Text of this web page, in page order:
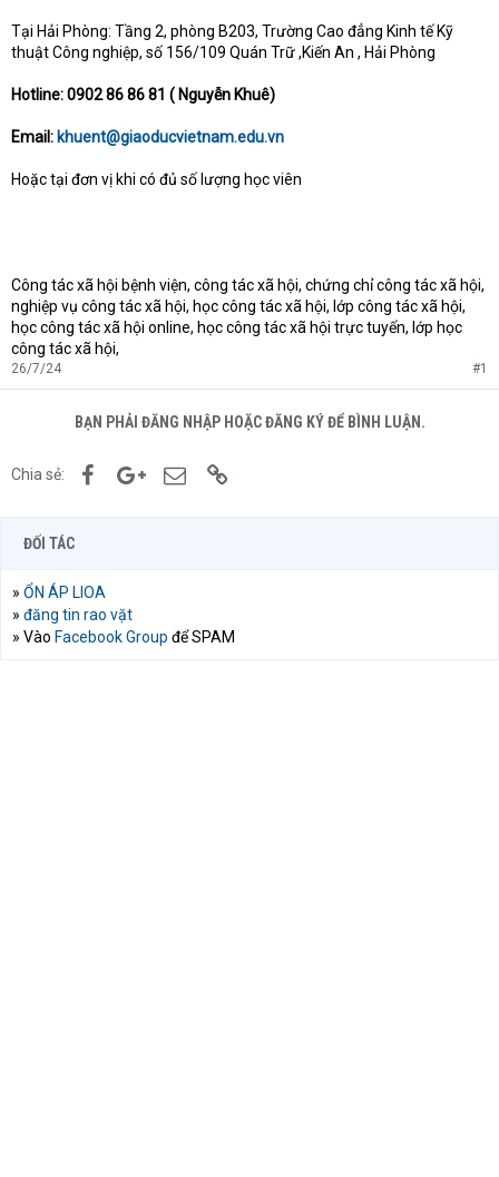
Tại Hải Phòng: Tầng 2, phòng B203, Trường Cao đẳng Kinh tế Kỹ
thuật Công nghiệp, số 156/109 Quán Trữ ,Kiến An , Hải Phòng
Hotline: 0902 86 86 81 ( Nguyễn Khuê)
Email: khuent@giaoducvietnam.edu.vn
Hoặc tại đơn vị khi có đủ số lượng học viên
Công tác xã hội bệnh viện, công tác xã hội, chứng chỉ công tác xã hội,
nghiệp vụ công tác xã hội, học công tác xã hội, lớp công tác xã hội,
học công tác xã hội online, học công tác xã hội trực tuyến, lớp học
công tác xã hội,
26/7/24 #1
BẠN PHẢI ĐĂNG NHẬP HOẶC ĐĂNG KÝ ĐỂ BÌNH LUẬN.
Chia sẻ: FacebookGoogle+Email
ĐỐI TÁC
» ỔN ÁP LIOA
» đăng tin rao vặt
» Vào Facebook Group để SPAM